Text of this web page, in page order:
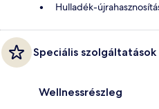
Hulladék-
Speciális szolgáltatások
Wellnessrészleg